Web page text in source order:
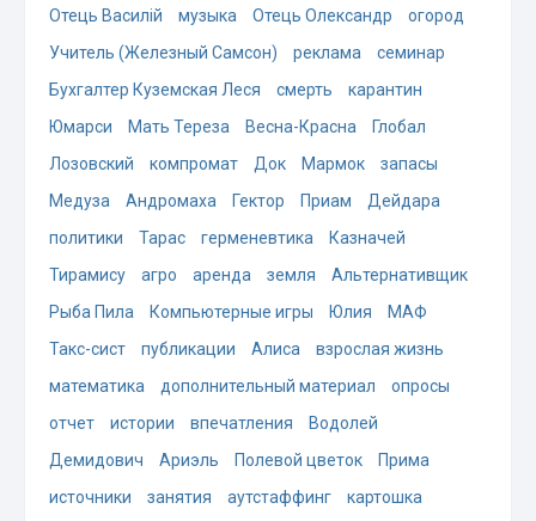
Отець Василій
музыка Отець Олександр
огород
Учитель (Железный Самсон)
реклама
семинар
Бухгалтер Куземская Леся
смерть
карантин
Юмарси
Мать Тереза Весна-Красна
Глобал
Лозовский
компромат Док Мармок
запасы
Медуза
Андромаха Гектор Приам
Дейдара
политики
Тарас герменевтика
Казначей
Тирамису
агро аренда земля
Альтернативщик
Рыба Пила
Компьютерные игры Юлия
МАФ
Такс-сист
публикации Алиса
взрослая жизнь
математика
дополнительный материал
опросы
отчет
истории впечатления
Водолей
Демидович
Ариэль Полевой цветок
Прима
источники
занятия аутстаффинг
картошка